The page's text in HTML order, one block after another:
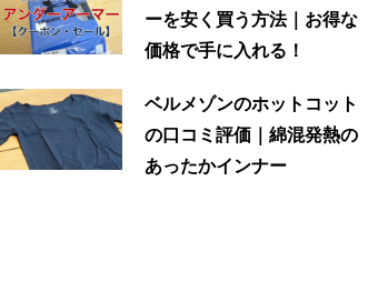
ーを安く買う方法｜お得な
価格で手に入れる！
ベルメゾンのホットコット
の口コミ評価｜綿混発熱の
あったかインナー